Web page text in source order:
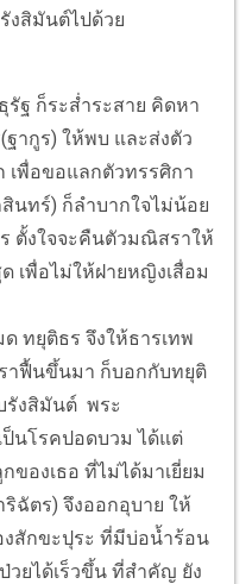
งสิมันต์ไปด้วย
ฐ ก็ระส่ำระสาย คิดหา
ากูร) ให้พบ และส่งตัว
พื่อขอแลกตัวทรรศิกา
นทร์) ก็ลำบากใจไม่น้อย
ตั้งใจจะคืนตัวมณิสราให้
เพื่อไม่ให้ฝายหญิงเสื่อม
ทยุติธร จึงให้ธารเทพ
าฟื้นขึ้นมา ก็บอกกับทยุติ
รังสิมันต์ พระ
ป็นโรคปอดบวม ได้แต่
ของเธอ ที่ไม่ได้มาเยี่ยม
ฉัตร) จึงออกอุบาย ให้
งสักขะปุระ ที่มีบ่อน้ำร้อน
วยได้เร็วขึ้น ที่สำคัญ ยัง